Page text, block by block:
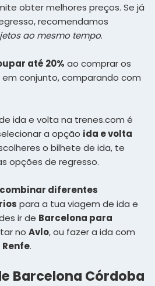
obter melhores preços. Se já
recomendamos
ao mesmo tempo.
até 20% ao comprar os
conjunto, comparando com
ida e volta na trenes.com é
a opção ida e volta
o bilhete de ida, te
opções de regresso.
combinar diferentes
para a tua viagem de ida e
ir de Barcelona para
no Avlo, ou fazer a ida com
Renfe.
Barcelona Córdoba